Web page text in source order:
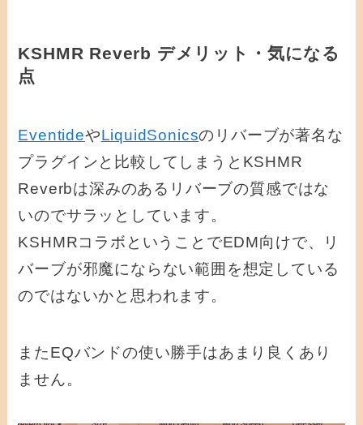
KSHMR Reverb デメリット・気になる
点
EventideやLiquidSonicsのリバーブが著名な
プラグインと比較してしまうとKSHMR
Reverbは深みのあるリバーブの質感ではな
いのでサラッとしています。
KSHMRコラボということでEDM向けで、リ
バーブが邪魔にならない範囲を想定している
のではないかと思われます。
またEQバンドの使い勝手はあまり良くあり
ません。